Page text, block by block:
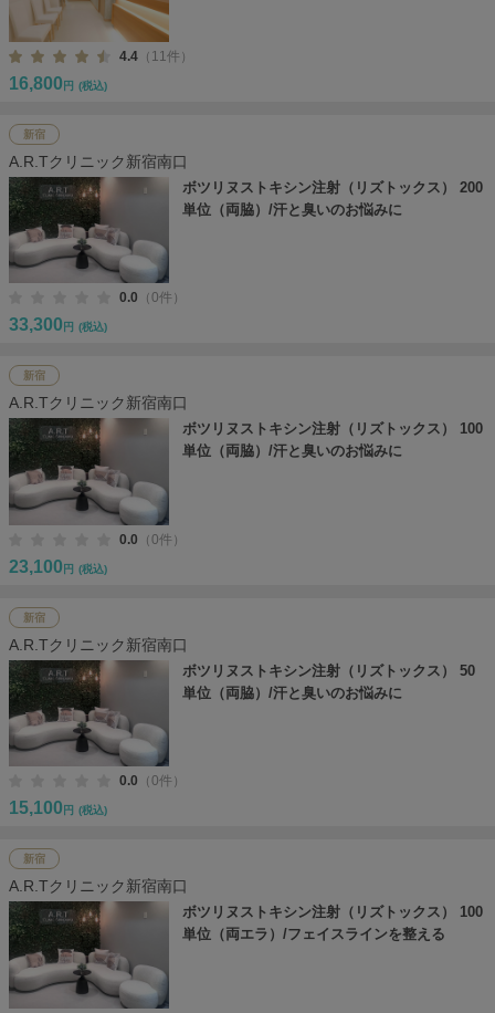
4.4 （11件）
16,800 円 (税込)
新宿
A.R.Tクリニック新宿南口
ボツリヌストキシン注射（リズトックス） 200
単位（両脇）/汗と臭いのお悩みに
0.0 （0件）
33,300 円 (税込)
新宿
A.R.Tクリニック新宿南口
ボツリヌストキシン注射（リズトックス） 100
単位（両脇）/汗と臭いのお悩みに
0.0 （0件）
23,100 円 (税込)
新宿
A.R.Tクリニック新宿南口
ボツリヌストキシン注射（リズトックス） 50
単位（両脇）/汗と臭いのお悩みに
0.0 （0件）
15,100 円 (税込)
新宿
A.R.Tクリニック新宿南口
ボツリヌストキシン注射（リズトックス） 100
単位（両エラ）/フェイスラインを整える